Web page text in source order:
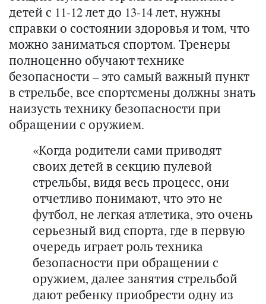
детей с 11-12 лет до 13-14 лет, нужны
справки о состоянии здоровья и том, что
можно заниматься спортом. Тренеры
полноценно обучают технике
безопасности – это самый важный пункт
в стрельбе, все спортсмены должны знать
наизусть технику безопасности при
обращении с оружием.
«Когда родители сами приводят
своих детей в секцию пулевой
стрельбы, видя весь процесс, они
отчетливо понимают, что это не
футбол, не легкая атлетика, это очень
серьезный вид спорта, где в первую
очередь играет роль техника
безопасности при обращении с
оружием, далее занятия стрельбой
дают ребенку приобрести одну из